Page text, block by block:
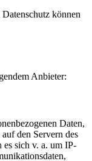
können
Anbieter:
Daten,
den Servern des
es sich v. a. um IP-